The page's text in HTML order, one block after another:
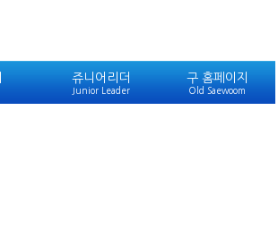
쥬니어리더
Junior Leader
구 홈페이지
Old Saewoom